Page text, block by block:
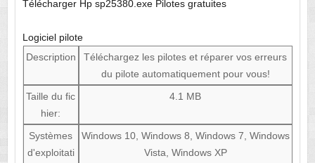
Télécharger Hp sp25380.exe Pilotes gratuites
Logiciel pilote
Description
Téléchargez les pilotes et réparer vos erreurs
du pilote automatiquement pour vous!
Taille du fic
hier:
4.1 MB
Systèmes
d'exploitati
Windows 10, Windows 8, Windows 7, Windows
Vista, Windows XP